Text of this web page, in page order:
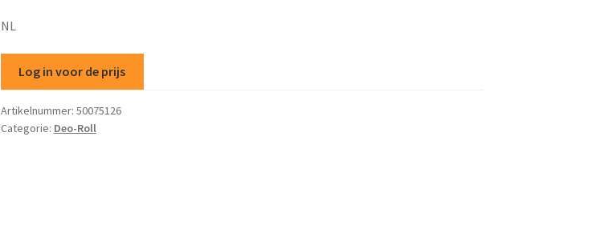
NL
Log in voor de prijs
Artikelnummer: 50075126
Categorie: Deo-Roll